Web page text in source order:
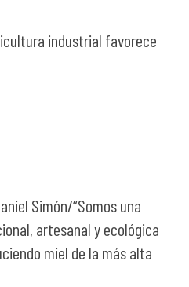
industrial favorece
Simón/“Somos una
artesanal y ecológica
miel de la más alta